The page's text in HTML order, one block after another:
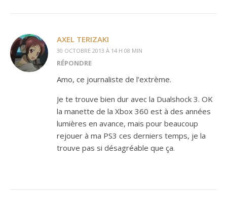
AXEL TERIZAKI
30 OCTOBRE 2013 À 14 H 08 MIN
RÉPONDRE
Amo, ce journaliste de l’extrème.
Je te trouve bien dur avec la Dualshock 3. OK
la manette de la Xbox 360 est à des années
lumières en avance, mais pour beaucoup
rejouer à ma PS3 ces derniers temps, je la
trouve pas si désagréable que ça.